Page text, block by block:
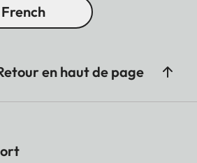
en haut de page